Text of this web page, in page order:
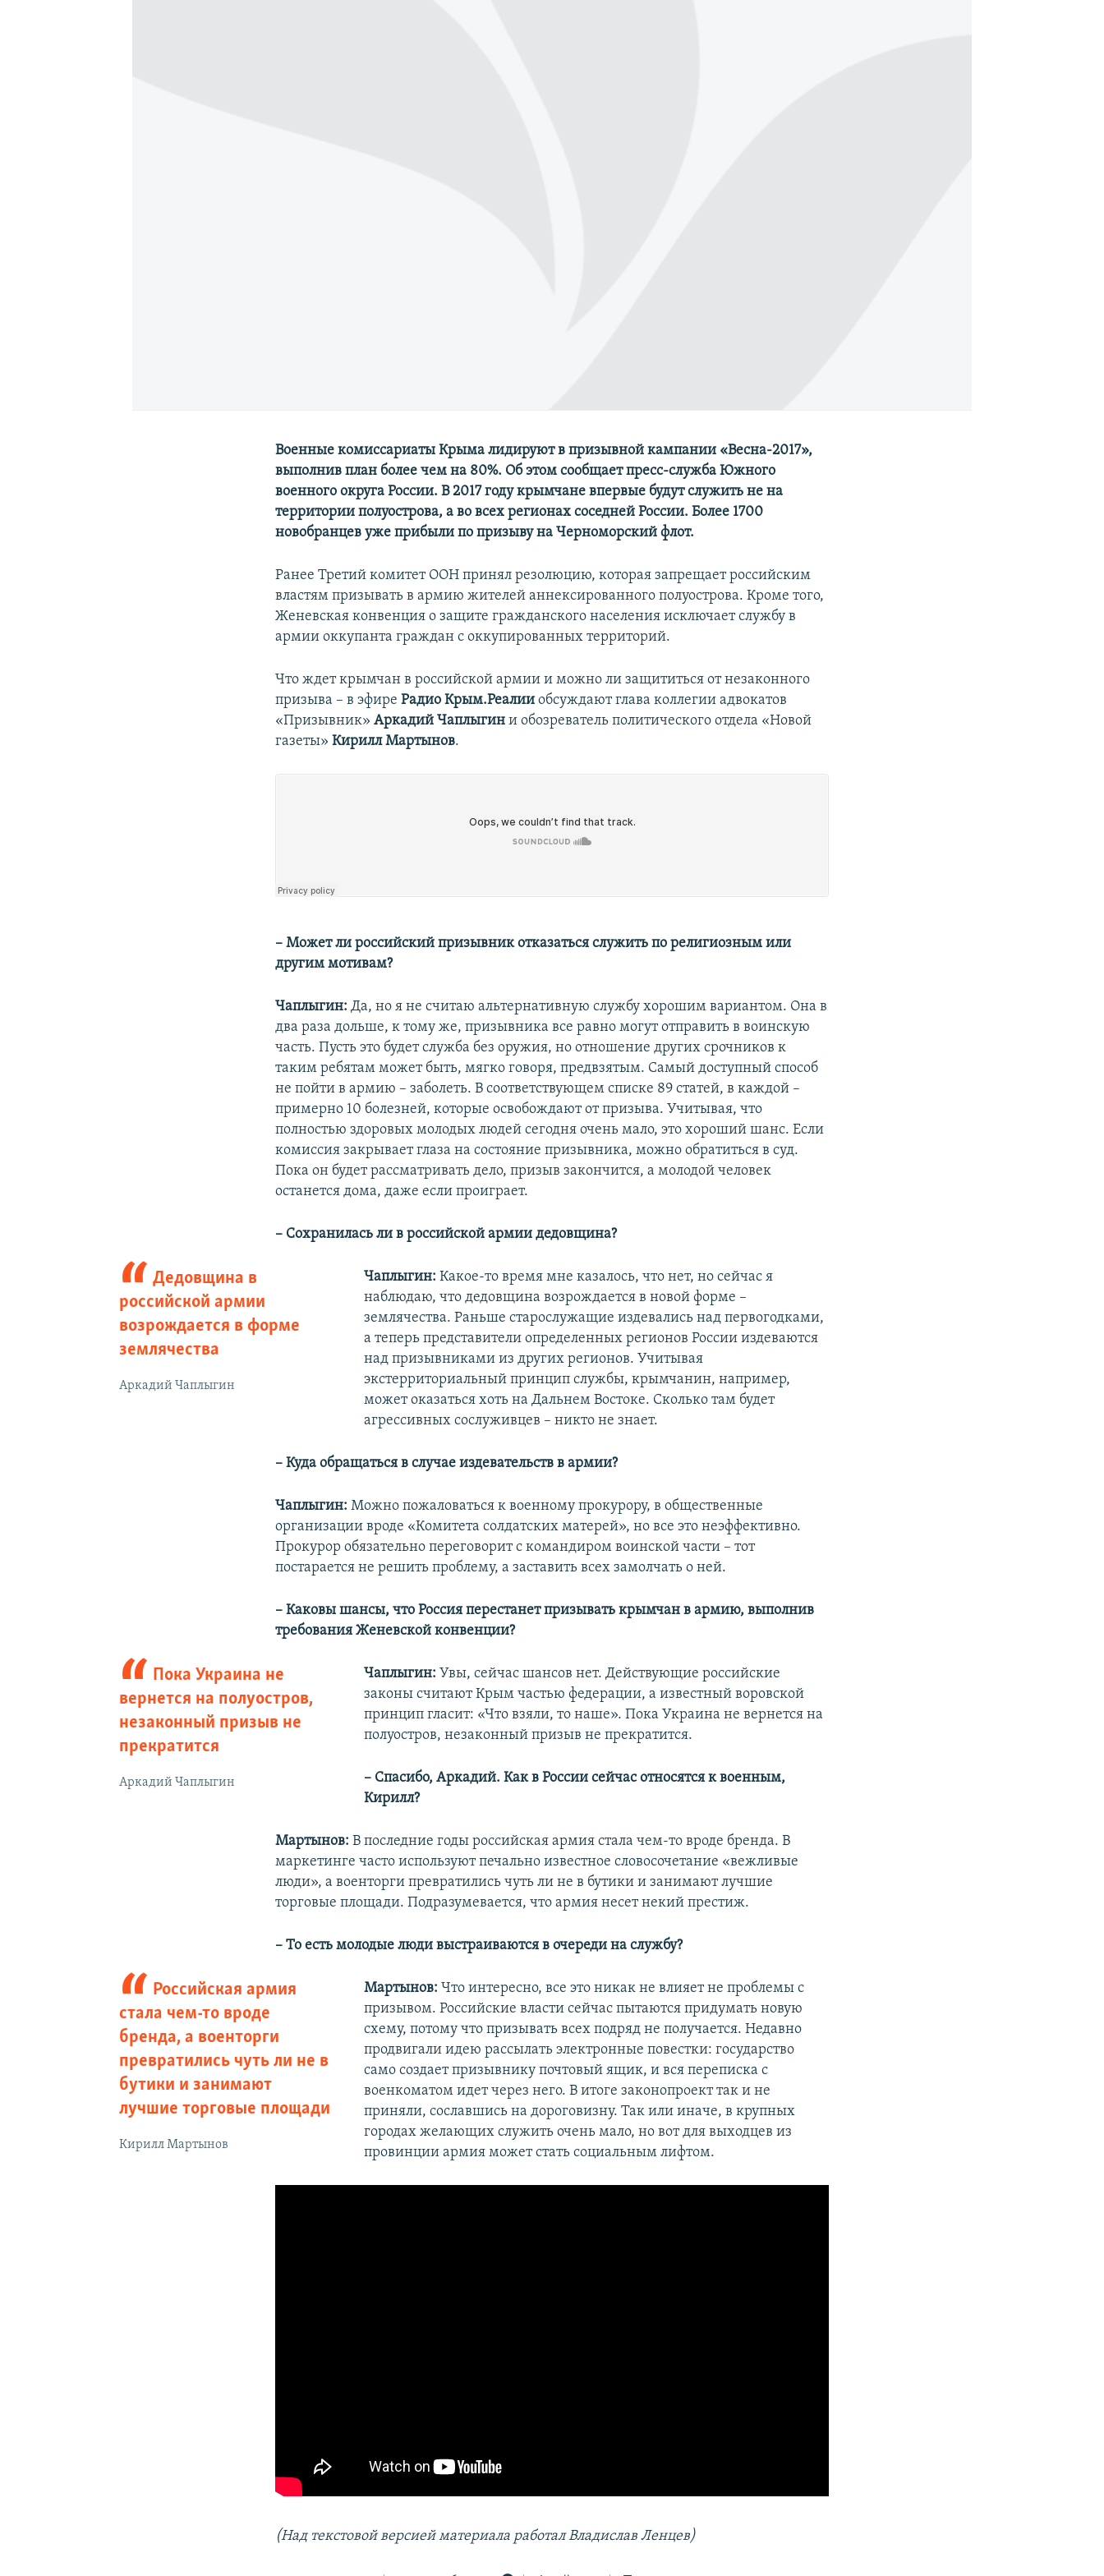
Военные комиссариаты Крыма лидируют в призывной кампании «Весна-2017»,
выполнив план более чем на 80%. Об этом сообщает пресс-служба Южного
военного округа России. В 2017 году крымчане впервые будут служить не на
территории полуострова, а во всех регионах соседней России. Более 1700
новобранцев уже прибыли по призыву на Черноморский флот.
Ранее Третий комитет ООН принял резолюцию, которая запрещает российским
властям призывать в армию жителей аннексированного полуострова. Кроме того,
Женевская конвенция о защите гражданского населения исключает службу в
армии оккупанта граждан с оккупированных территорий.
Что ждет крымчан в российской армии и можно ли защититься от незаконного
призыва – в эфире Радио Крым.Реалии обсуждают глава коллегии адвокатов
«Призывник»Аркадий Чаплыгин и обозреватель политического отдела «Новой
газеты»Кирилл Мартынов.
– Может ли российский призывник отказаться служить по религиозным или
другим мотивам?
Чаплыгин:Да, но я не считаю альтернативную службу хорошим вариантом. Она в
два раза дольше, к тому же, призывника все равно могут отправить в воинскую
часть. Пусть это будет служба без оружия, но отношение других срочников к
таким ребятам может быть, мягко говоря, предвзятым. Самый доступный способ
не пойти в армию – заболеть. В соответствующем списке 89 статей, в каждой –
примерно 10 болезней, которые освобождают от призыва. Учитывая, что
полностью здоровых молодых людей сегодня очень мало, это хороший шанс. Если
комиссия закрывает глаза на состояние призывника, можно обратиться в суд.
Пока он будет рассматривать дело, призыв закончится, а молодой человек
останется дома, даже если проиграет.
– Сохранилась ли в российской армии дедовщина?
Дедовщина в
российской армии
возрождается в форме
землячества
Аркадий Чаплыгин
Чаплыгин: Какое-то время мне казалось, что нет, но сейчас я
наблюдаю, что дедовщина возрождается в новой форме –
землячества. Раньше старослужащие издевались над первогодками,
а теперь представители определенных регионов России издеваются
над призывниками из других регионов. Учитывая
экстерриториальный принцип службы, крымчанин, например,
может оказаться хоть на Дальнем Востоке. Сколько там будет
агрессивных сослуживцев – никто не знает.
– Куда обращаться в случае издевательств в армии?
Чаплыгин: Можно пожаловаться к военному прокурору, в общественные
организации вроде «Комитета солдатских матерей», но все это неэффективно.
Прокурор обязательно переговорит с командиром воинской части – тот
постарается не решить проблему, а заставить всех замолчать о ней.
– Каковы шансы, что Россия перестанет призывать крымчан в армию, выполнив
требования Женевской конвенции?
Пока Украина не
вернется на полуостров,
незаконный призыв не
прекратится
Аркадий Чаплыгин
Чаплыгин: Увы, сейчас шансов нет. Действующие российские
законы считают Крым частью федерации, а известный воровской
принцип гласит: «Что взяли, то наше». Пока Украина не вернется на
полуостров, незаконный призыв не прекратится.
– Спасибо, Аркадий. Как в России сейчас относятся к военным,
Кирилл?
Мартынов:В последние годы российская армия стала чем-то вроде бренда. В
маркетинге часто используют печально известное словосочетание «вежливые
люди», а военторги превратились чуть ли не в бутики и занимают лучшие
торговые площади. Подразумевается, что армия несет некий престиж.
– То есть молодые люди выстраиваются в очереди на службу?
Российская армия
стала чем-то вроде
бренда, а военторги
превратились чуть ли не в
бутики и занимают
лучшие торговые площади
Кирилл Мартынов
Мартынов: Что интересно, все это никак не влияет не проблемы с
призывом. Российские власти сейчас пытаются придумать новую
схему, потому что призывать всех подряд не получается. Недавно
продвигали идею рассылать электронные повестки: государство
само создает призывнику почтовый ящик, и вся переписка с
военкоматом идет через него. В итоге законопроект так и не
приняли, сославшись на дороговизну. Так или иначе, в крупных
городах желающих служить очень мало, но вот для выходцев из
провинции армия может стать социальным лифтом.
(Над текстовой версией материала работал Владислав Ленцев)